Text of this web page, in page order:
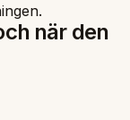
när den